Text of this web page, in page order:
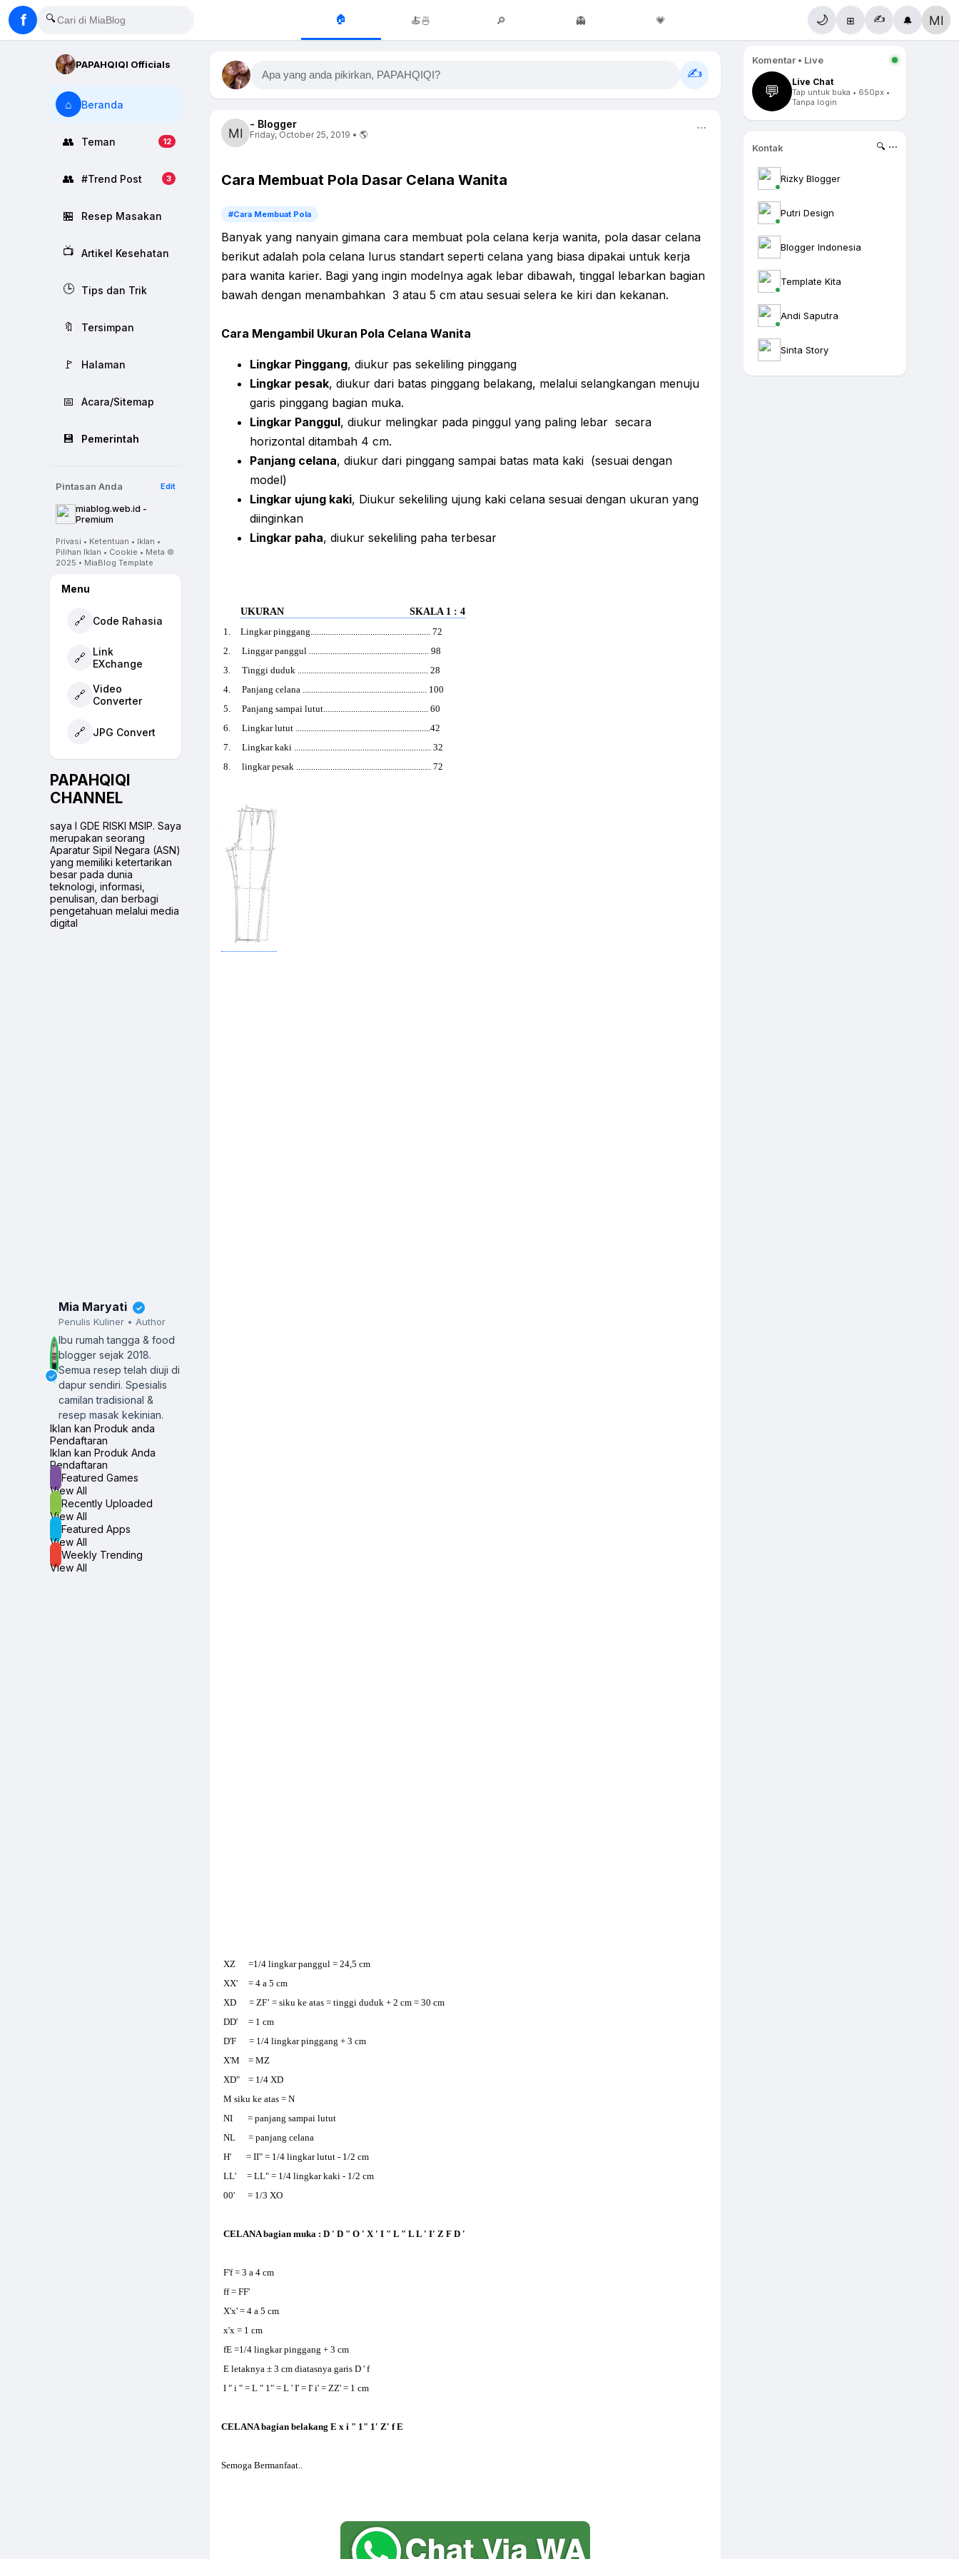
f 🔍 🏠 🍝🍜 🔎 👻 💗 🌙 ⊞ ✍️ 🔔
PAPAHQIQI Officials
⌂ Beranda
👥 Teman 12
👥 #Trend Post 3
🏪 Resep Masakan
📺 Artikel Kesehatan
🕒 Tips dan Trik
🔖 Tersimpan
🚩 Halaman
📅 Acara/Sitemap
💾 Pemerintah
Pintasan Anda Edit
miablog.web.id -
Premium
Privasi • Ketentuan • Iklan •
Pilihan Iklan • Cookie • Meta ©
2025 • MiaBlog Template
Menu
🔗 Code Rahasia
🔗
Link
EXchange
🔗
Video
Converter
🔗 JPG Convert
PAPAHQIQI
CHANNEL
saya I GDE RISKI MSIP. Saya
merupakan seorang
Aparatur Sipil Negara (ASN)
yang memiliki ketertarikan
besar pada dunia
teknologi, informasi,
penulisan, dan berbagi
pengetahuan melalui media
digital
✓
Mia Maryati ✓
Penulis Kuliner • Author
Ibu rumah tangga & food
blogger sejak 2018.
Semua resep telah diuji di
dapur sendiri.Spesialis
camilan tradisional &
resep masak kekinian.
Iklan kan Produk anda
Pendaftaran
Iklan kan Produk Anda
Pendaftaran
Featured Games
View All
Recently Uploaded
View All
Featured Apps
View All
Weekly Trending
View All
Apa yang anda pikirkan, PAPAHQIQI? ✍️
- Blogger
Friday, October 25, 2019 • 🌎
⋯
Cara Membuat Pola Dasar Celana Wanita
#Cara Membuat Pola
Banyak yang nanyain gimana cara membuat pola celana kerja wanita, pola dasar celana
berikut adalah pola celana lurus standart seperti celana yang biasa dipakai untuk kerja
para wanita karier. Bagi yang ingin modelnya agak lebar dibawah, tinggal lebarkan bagian
bawah dengan menambahkan 3 atau 5 cm atau sesuai selera ke kiri dan kekanan.
Cara Mengambil Ukuran Pola Celana Wanita
Lingkar Pinggang, diukur pas sekeliling pinggang
Lingkar pesak, diukur dari batas pinggang belakang, melalui selangkangan menuju
garis pinggang bagian muka.
Lingkar Panggul, diukur melingkar pada pinggul yang paling lebar secara
horizontal ditambah 4 cm.
Panjang celana, diukur dari pinggang sampai batas mata kaki (sesuai dengan
model)
Lingkar ujung kaki, Diukur sekeliling ujung kaki celana sesuai dengan ukuran yang
diinginkan
Lingkar paha, diukur sekeliling paha terbesar
UKURAN SKALA 1 : 4
1.
Lingkar pinggang........................................................ 72
2.
Linggar panggul ........................................................ 98
3.
Tinggi duduk ............................................................. 28
4.
Panjang celana .......................................................... 100
5.
Panjang sampai lutut................................................. 60
6.
Lingkar lutut ...............................................................42
7.
Lingkar kaki ................................................................ 32
8.
lingkar pesak ............................................................... 72
XZ =1/4 lingkar panggul = 24,5 cm
XX' = 4 a 5 cm
XD = ZF’ = siku ke atas = tinggi duduk + 2 cm = 30 cm
DD' = 1 cm
D'F = 1/4 lingkar pinggang + 3 cm
X'M = MZ
XD" = 1/4 XD
M siku ke atas = N
NI = panjang sampai lutut
NL = panjang celana
H' = II" = 1/4 lingkar lutut - 1/2 cm
LL' = LL" = 1/4 lingkar kaki - 1/2 cm
00' = 1/3 XO
CELANA bagian muka : D ' D " O ' X ' I " L " L L ' I' Z F D '
F'f = 3 a 4 cm
ff = FF'
X'x' = 4 a 5 cm
x'x = 1 cm
fE =1/4 lingkar pinggang + 3 cm
E letaknya ± 3 cm diatasnya garis D ' f
I " i " = L " 1" = L ' I' = I' i' = ZZ' = 1 cm
CELANA bagian belakang E x i " 1" 1' Z' f E
Semoga Bermanfaat..
Komentar • Live
💬
Live Chat
Tap untuk buka • 650px •
Tanpa login
Kontak 🔍 ⋯
Rizky Blogger
Putri Design
Blogger Indonesia
Template Kita
Andi Saputra
Sinta Story